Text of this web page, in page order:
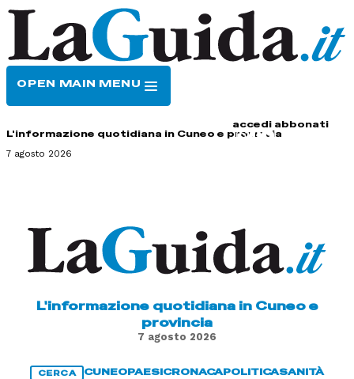
OPEN MAIN MENU
accedi abbonati
L'informazione quotidiana in Cuneo e provincia
7 agosto 2026
L'informazione quotidiana in Cuneo e
provincia
7 agosto 2026
CERCA CUNEOPAESICRONACAPOLITICASANITÀ